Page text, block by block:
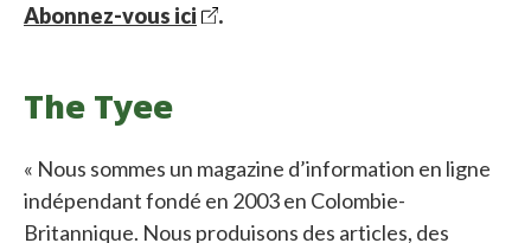
Abonnez-vous ici .
The Tyee
« Nous sommes un magazine d’information en ligne
indépendant fondé en 2003 en Colombie-
Britannique. Nous produisons des articles, des